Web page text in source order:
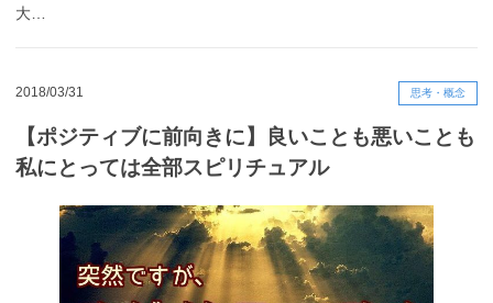
大…
2018/03/31 思考・概念
【ポジティブに前向きに】良いことも悪いことも
私にとっては全部スピリチュアル